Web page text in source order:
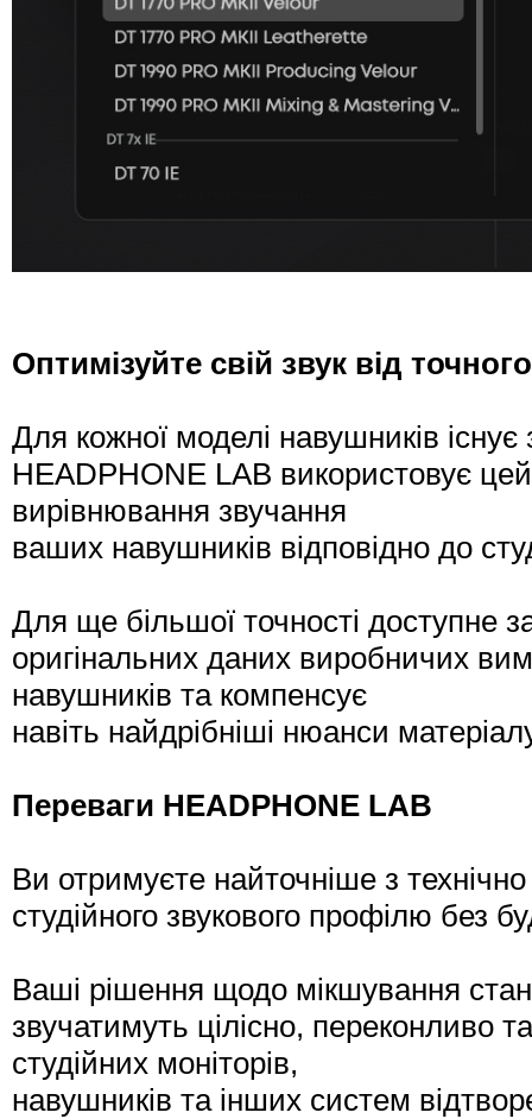
Оптимізуйте свій звук від
Для кожної моделі навушників
HEADPHONE LAB використовує
вирівнювання звучання
ваших навушників відповідно до
Для ще більшої точності доступне
оригінальних даних виробничих
навушників та компенсує
навіть найдрібніші нюанси
Переваги HEADPHONE LAB
Ви отримуєте найточніше з
студійного звукового профілю без
Ваші рішення щодо мікшування
звучатимуть цілісно, переконливо
студійних моніторів,
навушників та інших систем